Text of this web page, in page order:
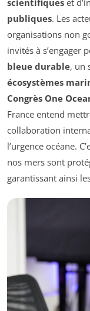
publiques. Les
organisations non
invités à s’engager
bleue durable, un
écosystèmes
Congrès One
France entend
collaboration
l’urgence océane.
nos mers sont
garantissant ainsi